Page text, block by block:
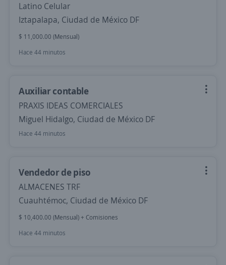
Latino Celular
Iztapalapa, Ciudad de México DF
$ 11,000.00 (Mensual)
Hace 44 minutos
Auxiliar contable
PRAXIS IDEAS COMERCIALES
Miguel Hidalgo, Ciudad de México DF
Hace 44 minutos
Vendedor de piso
ALMACENES TRF
Cuauhtémoc, Ciudad de México DF
$ 10,400.00 (Mensual) + Comisiones
Hace 44 minutos